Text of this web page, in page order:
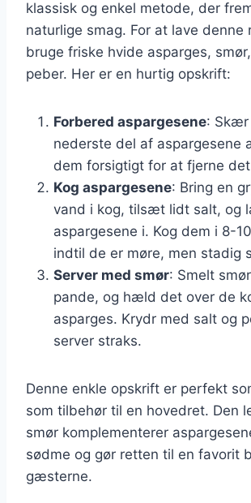
klassisk og enkel metode, der
naturlige smag. For at lave denne
bruge friske hvide asparges,
peber. Her er en hurtig opskrift:
Forbered aspargesene: Skær
nederste del af aspargesene
dem forsigtigt for at fjerne
Kog aspargesene: Bring en
vand i kog, tilsæt lidt salt, og
aspargesene i. Kog dem i 8-
indtil de er møre, men stadig
Server med smør: Smelt
pande, og hæld det over de
asparges. Krydr med salt og
server straks.
Denne enkle opskrift er perfekt
som tilbehør til en hovedret. Den
smør komplementerer
sødme og gør retten til en favorit
gæsterne.